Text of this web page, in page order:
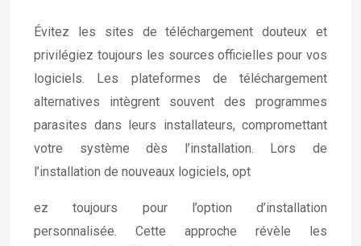
Évitez les sites de téléchargement douteux et
privilégiez toujours les sources officielles pour vos
logiciels. Les plateformes de téléchargement
alternatives intègrent souvent des programmes
parasites dans leurs installateurs, compromettant
votre système dès l’installation. Lors de
l’installation de nouveaux logiciels, opt
ez toujours pour l’option d’installation
personnalisée. Cette approche révèle les